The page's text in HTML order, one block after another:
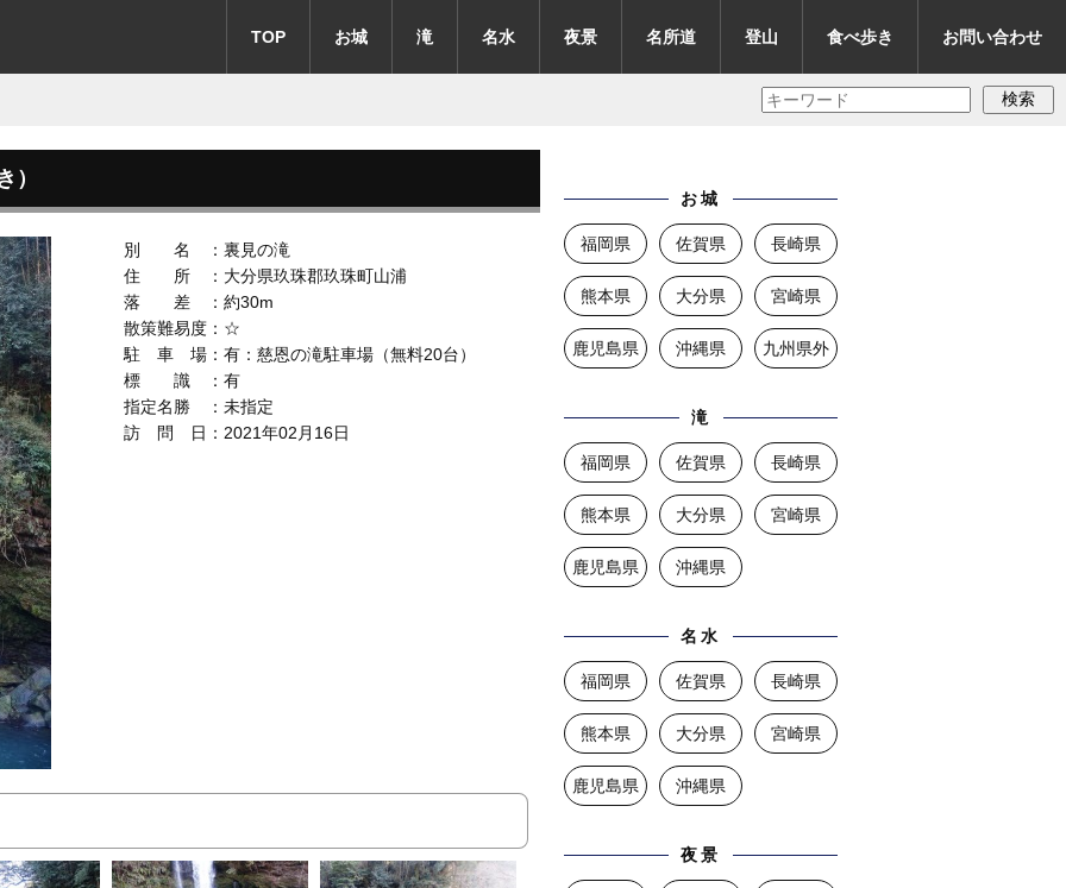
TOP お城 滝 名水 夜景 名所道 登山 食べ歩き お問い合わせ
検索
）
別 名 ：裏見の滝
住 所 ：大分県玖珠郡玖珠町山浦
落 差 ：約30m
散策難易度：☆
駐 車 場：有：慈恩の滝駐車場（無料20台）
標 識 ：有
指定名勝 ：未指定
訪 問 日：2021年02月16日
お城
福岡県 佐賀県 長崎県
熊本県 大分県 宮崎県
鹿児島県 沖縄県 九州県外
滝
福岡県 佐賀県 長崎県
熊本県 大分県 宮崎県
鹿児島県 沖縄県
名水
福岡県 佐賀県 長崎県
熊本県 大分県 宮崎県
鹿児島県 沖縄県
夜景